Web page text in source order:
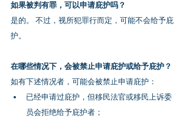
如果被判有罪，可以申请庇护吗？
是的。 不过，视所犯罪行而定，可能不会给予庇
护。
在哪些情况下，会被禁止申请庇护或给予庇护？
如有下述情况者，可能会被禁止申请庇护：
已经申请过庇护，但移民法官或移民上诉委
员会拒绝给予庇护者；